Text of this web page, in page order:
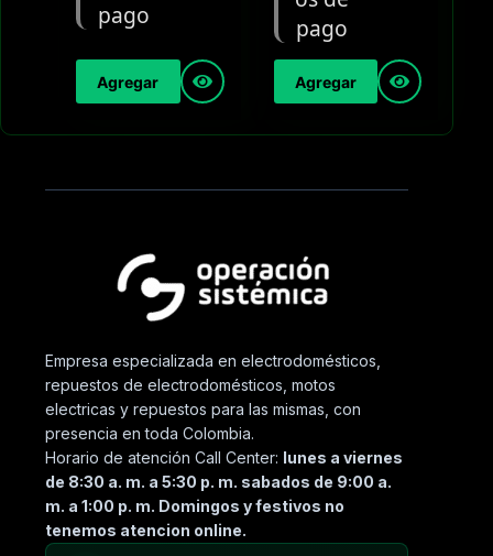
Agregar Agregar
Empresa especializada en electrodomésticos,
repuestos de electrodomésticos, motos
electricas y repuestos para las mismas, con
presencia en toda Colombia.
Horario de atención Call Center: lunes a viernes
de 8:30 a. m. a 5:30 p. m. sabados de 9:00 a.
m. a 1:00 p. m. Domingos y festivos no
tenemos atencion online.